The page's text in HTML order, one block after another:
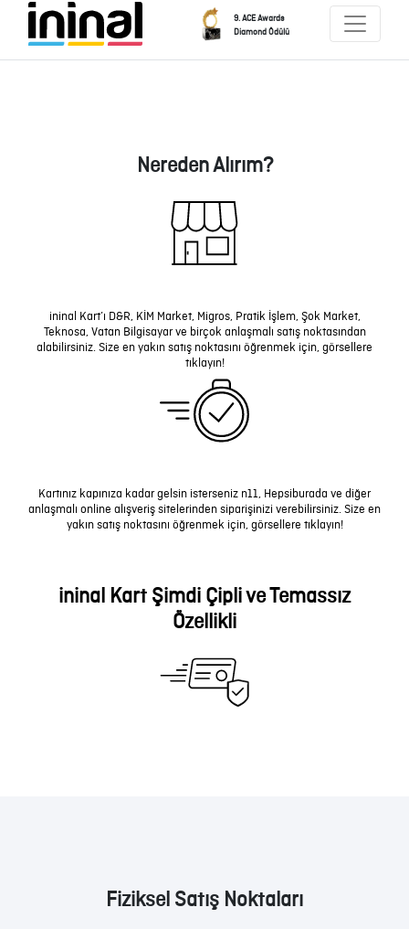
9. ACE Awards
Diamond Ödülü
Nereden Alırım?
ininal Kart’ı D&R, KİM Market, Migros, Pratik İşlem, Şok Market,
Teknosa, Vatan Bilgisayar ve birçok anlaşmalı satış noktasından
alabilirsiniz. Size en yakın satış noktasını öğrenmek için, görsellere
tıklayın!
Kartınız kapınıza kadar gelsin isterseniz n11, Hepsiburada ve diğer
anlaşmalı online alışveriş sitelerinden siparişinizi verebilirsiniz. Size en
yakın satış noktasını öğrenmek için, görsellere tıklayın!
ininal Kart Şimdi Çipli ve Temassız
Özellikli
Fiziksel Satış Noktaları